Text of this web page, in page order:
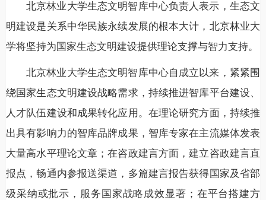
北京林业大学生态文明智库中心负责人表示，生态文
明建设是关系中华民族永续发展的根本大计，北京林业大
学将坚持为国家生态文明建设提供理论支撑与智力支持。
北京林业大学生态文明智库中心自成立以来，紧紧围
绕国家生态文明建设战略需求，持续推进智库平台建设、
人才队伍建设和成果转化应用。在理论研究方面，持续推
出具有影响力的智库品牌成果，智库专家在主流媒体发表
大量高水平理论文章；在咨政建言方面，建立咨政建言直
报点，畅通内参报送渠道，多篇建言报告获得国家及省部
级采纳或批示，服务国家战略成效显著；在平台搭建方